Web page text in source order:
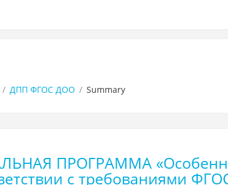
ДПП ФГОС ДОО Summary
ПРОГРАММА
с требованиями